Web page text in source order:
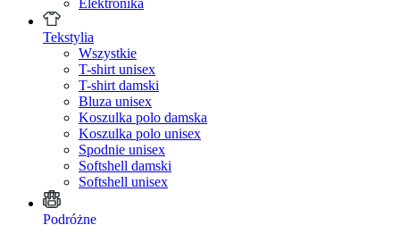
Tekstylia
Wszystkie
T-shirt unisex
T-shirt damski
Bluza unisex
Koszulka polo damska
Koszulka polo unisex
Spodnie unisex
Softshell damski
Softshell unisex
Podróżne